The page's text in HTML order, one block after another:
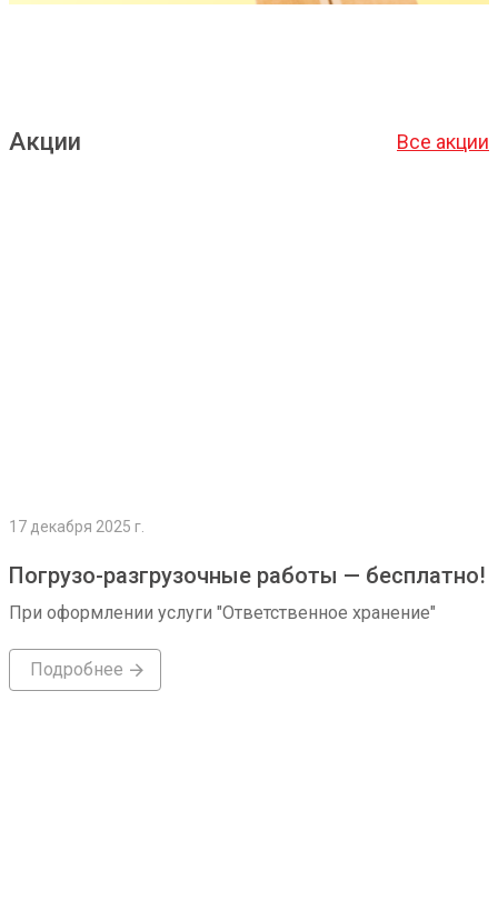
Акции Все акции
17 декабря 2025 г.
Погрузо-разгрузочные работы — бесплатно!
При оформлении услуги "Ответственное хранение"
Подробнее